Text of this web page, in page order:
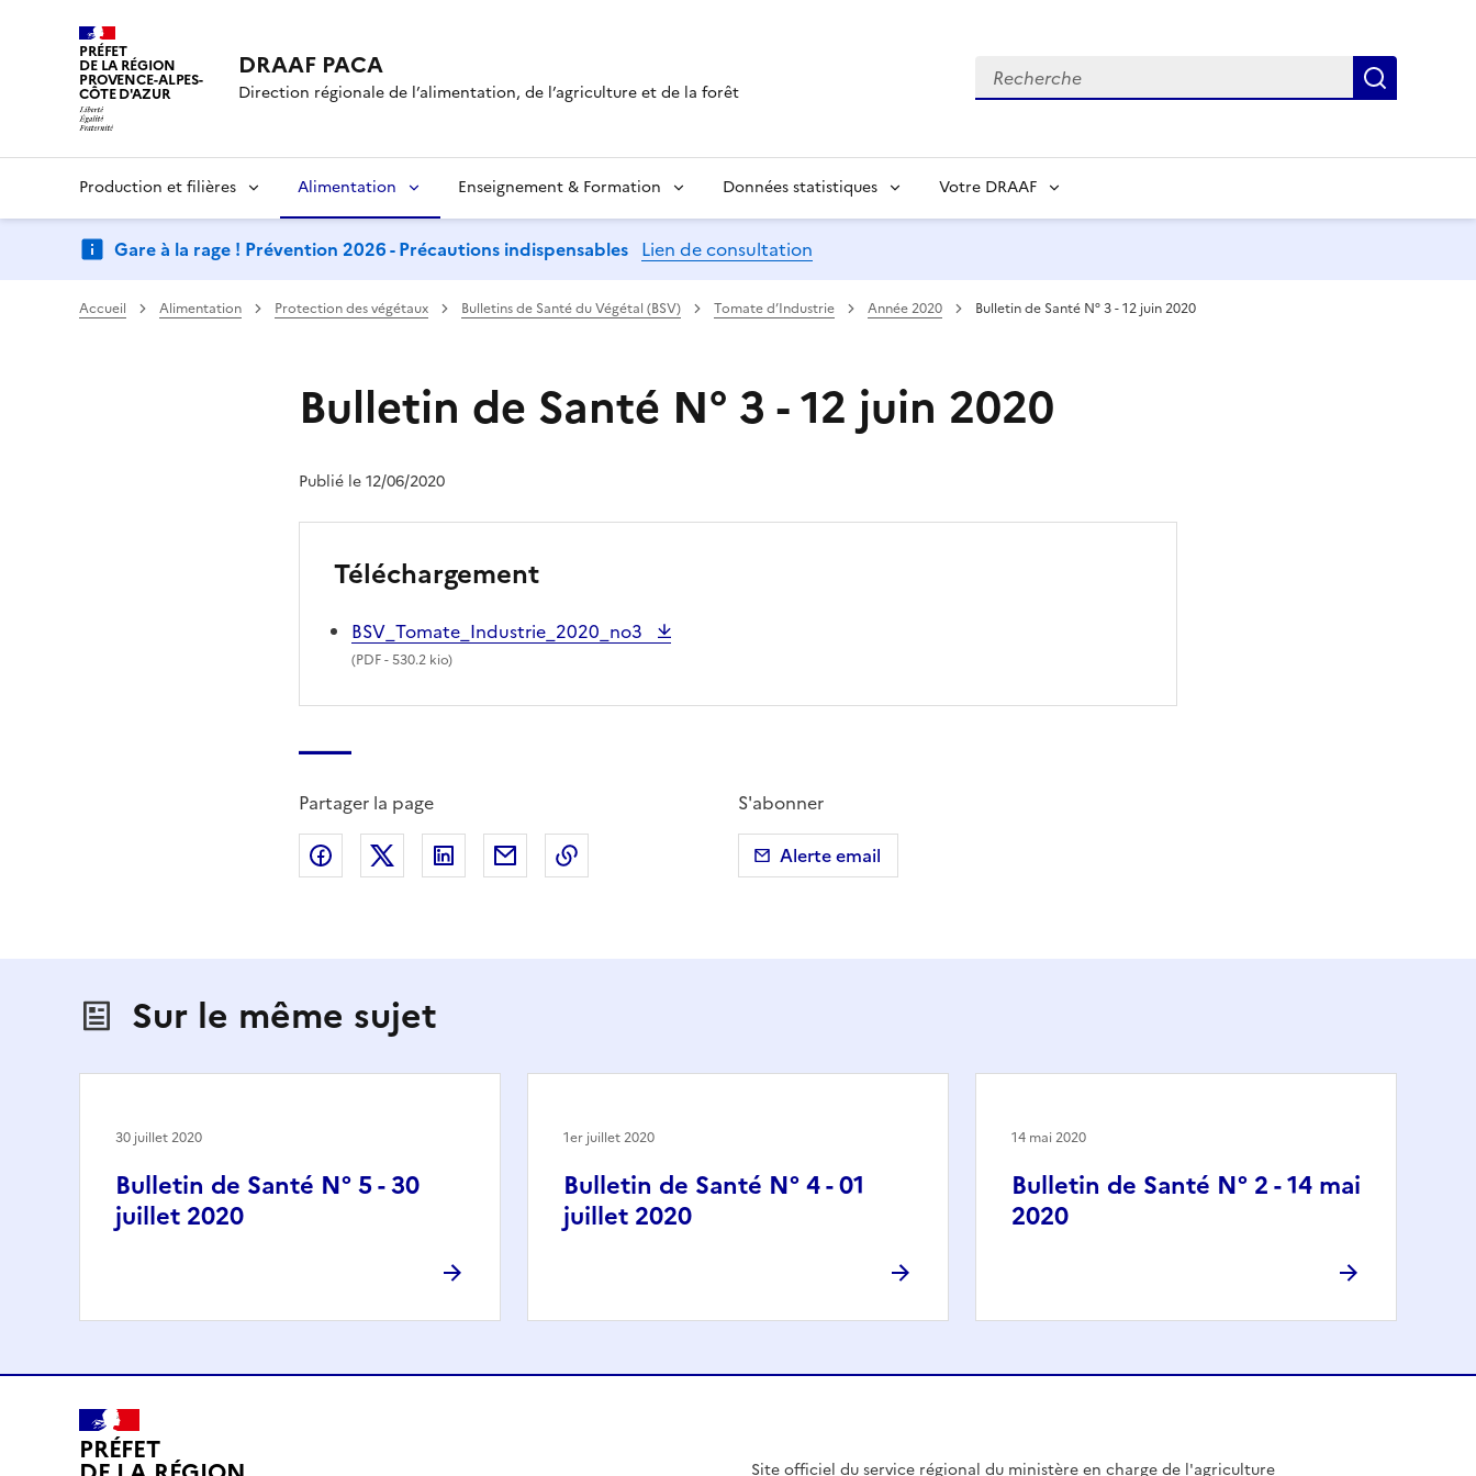
PRÉFET
DE LA RÉGION
PROVENCE-ALPES-
CÔTE D'AZUR
DRAAF PACA
Direction régionale de l’alimentation, de l’agriculture et de la forêt
Recherche
Production et filières Alimentation Enseignement & Formation Données statistiques Votre DRAAF
Gare à la rage ! Prévention 2026 - Précautions indispensables Lien de consultation
Accueil Alimentation Protection des végétaux Bulletins de Santé du Végétal (BSV) Tomate d’Industrie Année 2020 Bulletin de Santé N° 3 - 12 juin 2020
Bulletin de Santé N° 3 - 12 juin 2020
Publié le 12/06/2020
Téléchargement
BSV_Tomate_Industrie_2020_no3
(PDF- 530.2 kio)
Partager la page
Partager sur Facebook
Partager sur X (anciennement Twitter)
Partager sur LinkedIn
Partager par emailCopier dans le presse-papier
S'abonner
Alerte email
Sur le même sujet
Bulletin de Santé N° 5 - 30
juillet 2020
30 juillet 2020
Bulletin de Santé N° 4 - 01
juillet 2020
1er juillet 2020
Bulletin de Santé N° 2 - 14 mai
2020
14 mai 2020
PRÉFET
Site officiel du service régional du ministère en charge de l'agriculture